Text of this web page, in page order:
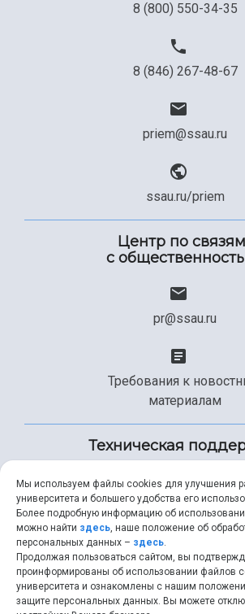
8 (800) 550-34-35
8 (846) 267-48-67
priem@ssau.ru
ssau.ru/priem
Центр по связям
с
pr@ssau.ru
Требования к
материалам
Техническая
+7 (846) 267-49-99
help@ssau.ru
Мы используем файлы cookies для улучшения
университета и большего удобства его
Более подробную информацию об
можно найти здесь, наше положение об
персональных данных – здесь.
Продолжая пользоваться сайтом, вы
проинформированы об использовании файлов
университета и ознакомлены с нашим
защите персональных данных. Вы можете